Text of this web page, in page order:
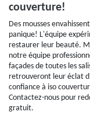
couverture!
Des mousses
panique! L'équipe
restaurer leur beauté.
notre équipe
façades de toutes les
retrouveront leur éclat
confiance à iso
Contactez-nous pour
gratuit.